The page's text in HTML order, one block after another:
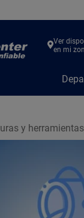
Ver
en mi
y herramientas